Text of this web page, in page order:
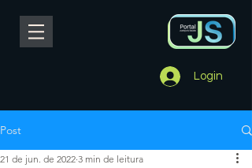
Login
Post
21 de jun. de 2022 3 min de leitura